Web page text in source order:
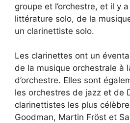
groupe et l’orchestre, et il y
littérature solo, de la
un clarinettiste solo.
Les clarinettes ont un
de la musique orchestrale à
d’orchestre. Elles sont
les orchestres de jazz et de
clarinettistes les plus
Goodman, Martin Fröst et